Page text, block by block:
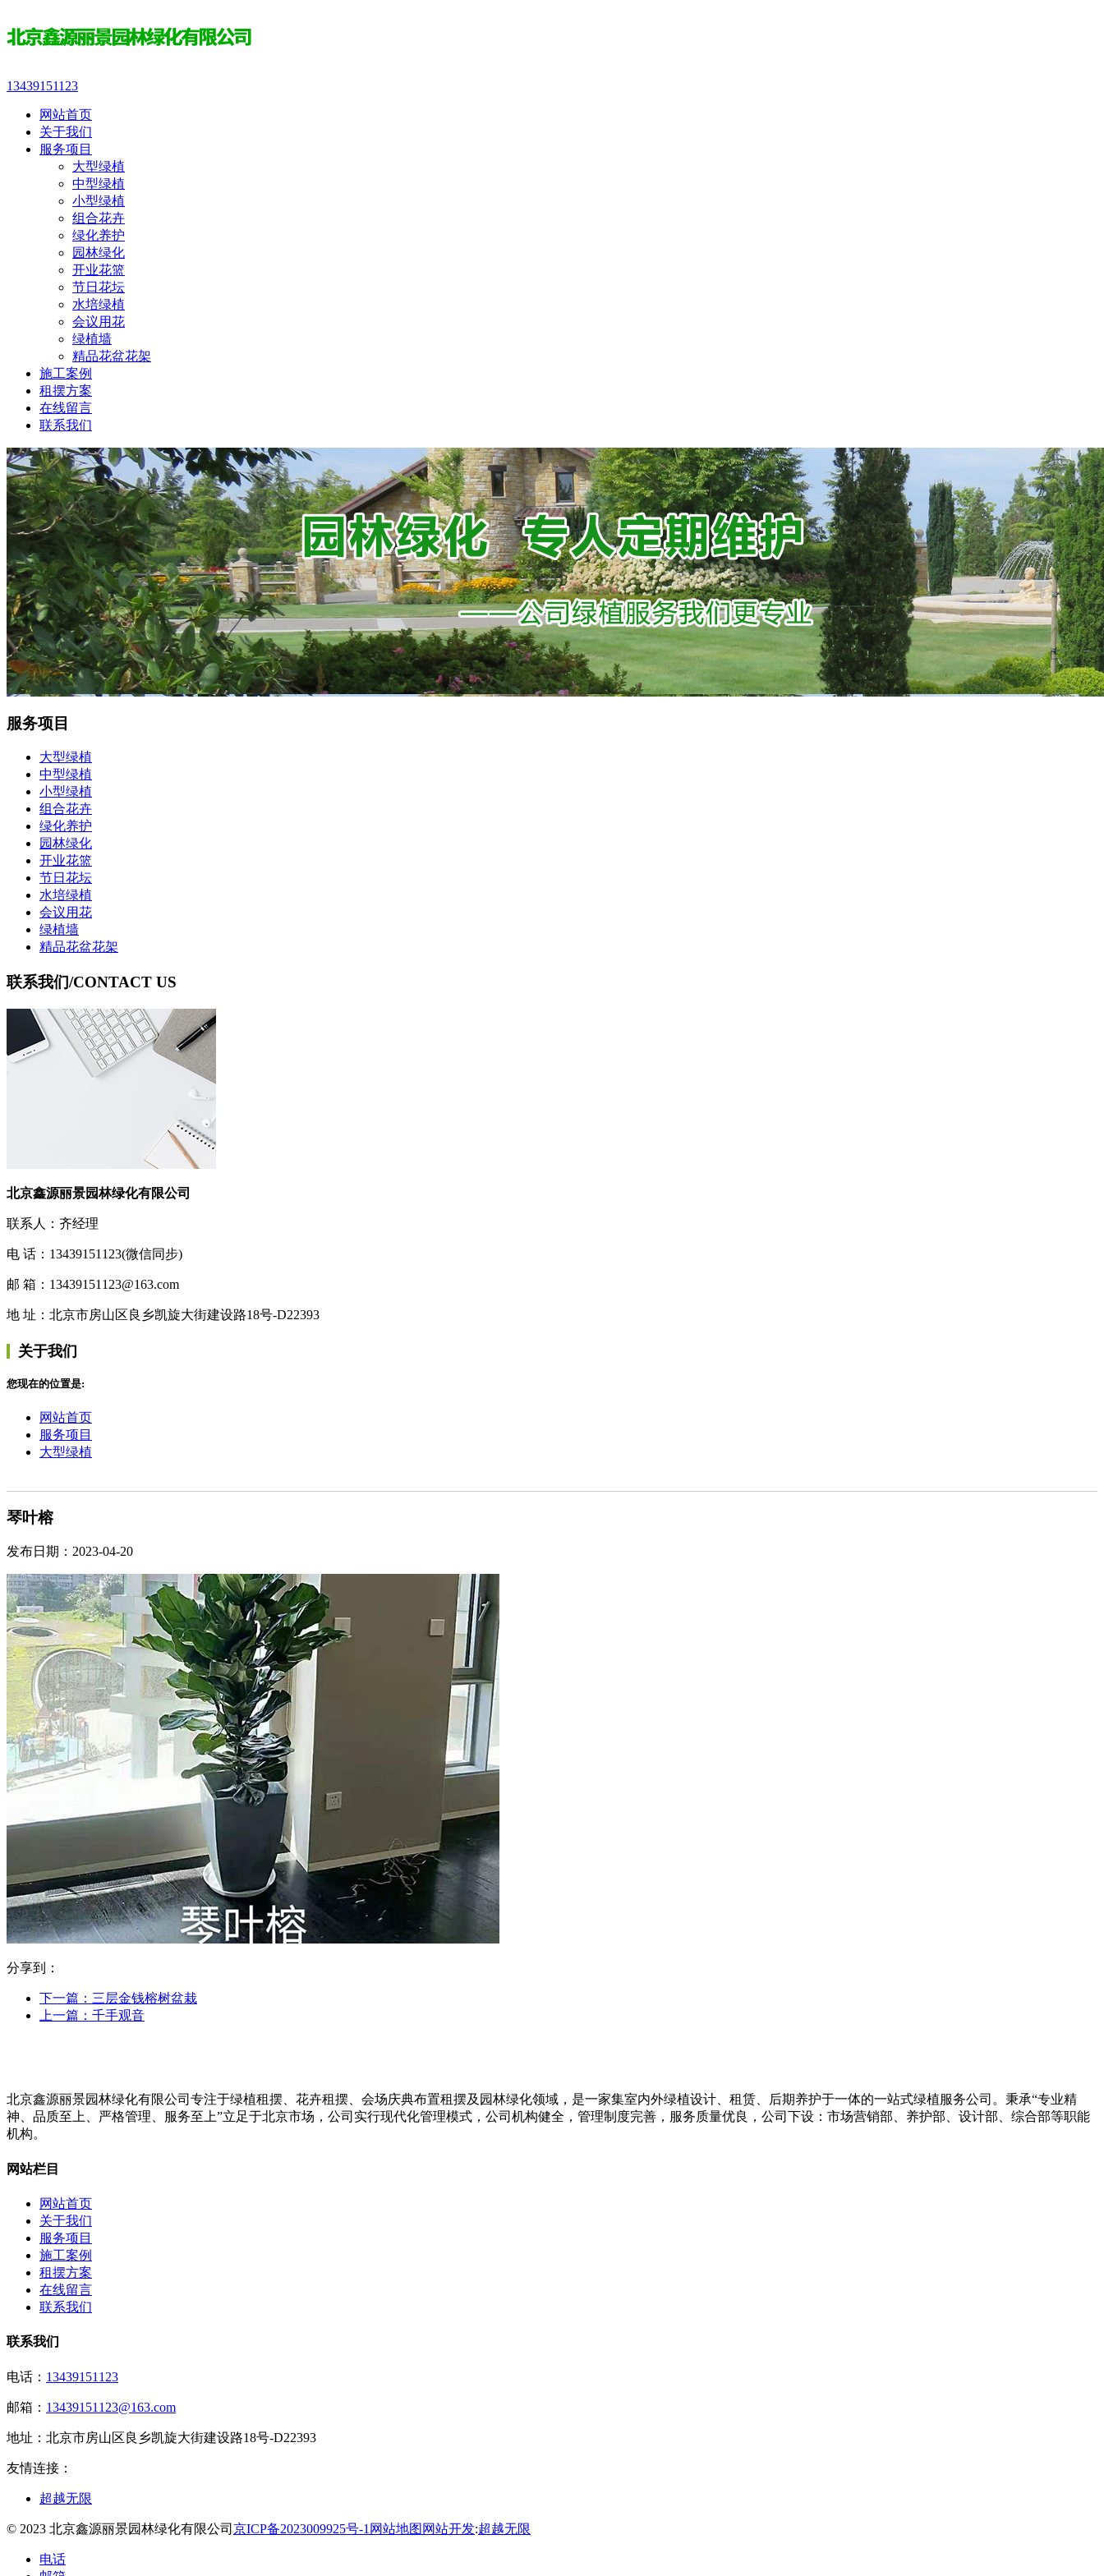
13439151123
网站首页
关于我们
服务项目
大型绿植
中型绿植
小型绿植
组合花卉
绿化养护
园林绿化
开业花篮
节日花坛
水培绿植
会议用花
绿植墙
精品花盆花架
施工案例
租摆方案
在线留言
联系我们
服务项目
大型绿植
中型绿植
小型绿植
组合花卉
绿化养护
园林绿化
开业花篮
节日花坛
水培绿植
会议用花
绿植墙
精品花盆花架
联系我们/CONTACT US
北京鑫源丽景园林绿化有限公司
联系人：齐经理
电 话：13439151123(微信同步)
邮 箱：13439151123@163.com
地 址：北京市房山区良乡凯旋大街建设路18号-D22393
关于我们
您现在的位置是:
网站首页
服务项目
大型绿植
琴叶榕
发布日期：2023-04-20
分享到：
下一篇： 三层金钱榕树盆栽
上一篇： 千手观音
北京鑫源丽景园林绿化有限公司专注于绿植租摆、花卉租摆、会场庆典布置租摆及园林绿化领域，是一家集室内外绿植设计、租赁、后期养护于一体的一站式绿植服务公司。秉承“专业精
神、品质至上、严格管理、服务至上”立足于北京市场，公司实行现代化管理模式，公司机构健全，管理制度完善，服务质量优良，公司下设：市场营销部、养护部、设计部、综合部等职能
机构。
网站栏目
网站首页
关于我们
服务项目
施工案例
租摆方案
在线留言
联系我们
联系我们
电话： 13439151123
邮箱： 13439151123@163.com
地址： 北京市房山区良乡凯旋大街建设路18号-D22393
友情连接：
超越无限
© 2023 北京鑫源丽景园林绿化有限公司 京ICP备2023009925号-1 网站地图 网站开发:超越无限
电话